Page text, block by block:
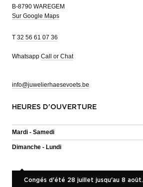
B-8790 WAREGEM
Sur Google Maps
T 32 56 61 07 36
Whatsapp Call or Chat
info@juwelierhaesevoets.be
HEURES D'OUVERTURE
Mardi - Samedi
Dimanche - Lundi
Congés d'été 28 juillet jusqu'au 8 août.